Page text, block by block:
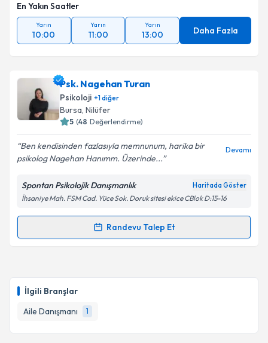
İlgili Branşlar
Aile Danışmanı
1
En Yakın Saatler
Yarın
10:00
Yarın
11:00
Yarın
13:00 Daha Fazla
Psk. Nagehan Turan
Psikoloji +1diğer
Bursa, Nilüfer
5 (48 Değerlendirme)
Ben kendisinden fazlasıyla memnunum, harika bir
psikolog Nagehan Hanımm. Üzerinde...
Devamı
Spontan Psikolojik Danışmanlık Haritada Göster
İhsaniye Mah. FSM Cad. Yüce Sok. Doruk sitesi ekice CBlok D:15-16
Randevu Talep Et
Randevu Takvimi Talebi
takvim hazırlandığında e-posta ile bilgilendireceğiz.
E-posta Adresiniz